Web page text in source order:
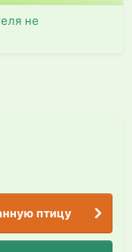
не
птицу